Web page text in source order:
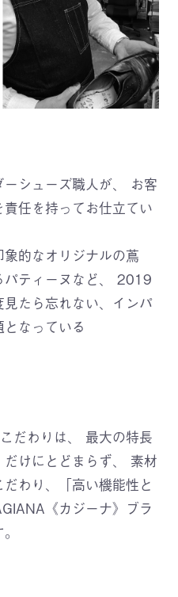
シューズ職人が、
お客
任を持ってお仕立てい
的なオリジナルの蔦
ティーヌなど、
2019
たら忘れない、インパ
なっている
だわりは、
最大の特長
けにとどまらず、
素材
わり、「高い機能性と
《カジーナ》ブラ